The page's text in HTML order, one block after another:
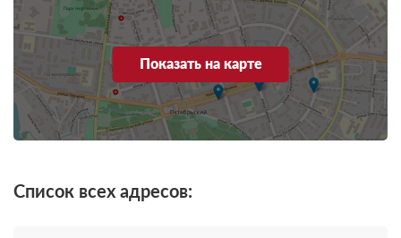
Показать на карте
Список всех адресов: